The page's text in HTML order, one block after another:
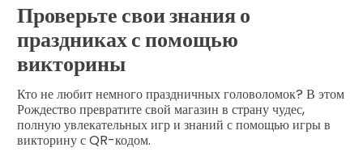
Проверьте свои знания о
праздниках с помощью
викторины
Кто не любит немного праздничных головоломок? В этом
Рождество превратите свой магазин в страну чудес,
полную увлекательных игр и знаний с помощью игры в
викторину с QR-кодом.